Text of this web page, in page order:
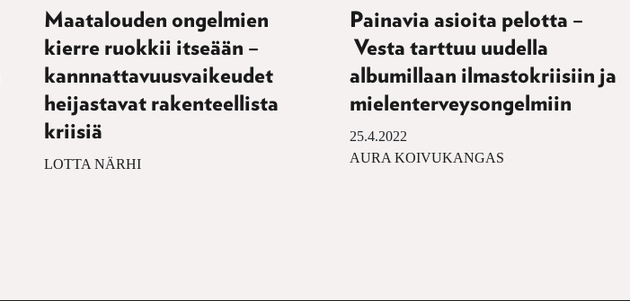
Maatalouden ongelmien
kierre ruokkii itseään –
kannnattavuusvaikeudet
heijastavat rakenteellista
kriisiä
LOTTA NÄRHI
Painavia asioita pelotta –
Vesta tarttuu uudella
albumillaan ilmastokriisiin ja
mielenterveysongelmiin
25.4.2022
AURA KOIVUKANGAS